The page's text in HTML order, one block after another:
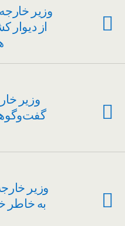
وزیر
از
وزیر
وزیر
به خاطر